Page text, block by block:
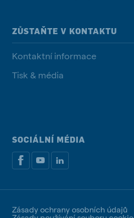
ZŮSTAŇTE V KONTAKTU
Kontaktní informace
Tisk & média
SOCIÁLNÍ MÉDIA
Zásady ochrany osobních údajů